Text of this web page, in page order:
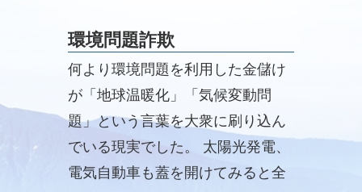
環境問題詐欺
何より環境問題を利用した金儲け
が「地球温暖化」「気候変動問
題」という言葉を大衆に刷り込ん
でいる現実でした。 太陽光発電、
電気自動車も蓋を開けてみると全